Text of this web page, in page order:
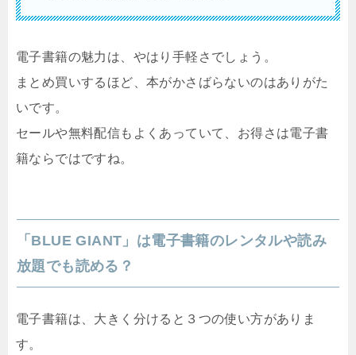
電子書籍の魅力は、やはり手軽さでしょう。
まとめ買いするほど、本がかさばらないのはありがた
いです。
セールや無料配信もよくあっていて、お得さは電子書
籍ならではですね。
「 BLUE GIANT 」は電子書籍のレンタルや読み
放題でも読める？
電子書籍は、大きく分けると３つの使い方がありま
す。